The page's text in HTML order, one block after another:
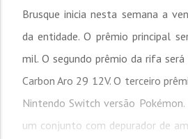
Brusque inicia nesta semana a
da entidade. O prêmio principal
mil. O segundo prêmio da rifa
Carbon Aro 29 12V. O terceiro
Nintendo Switch versão
um conjunto com depurador de